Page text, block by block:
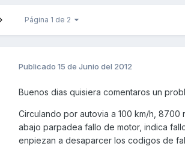
Página 1 de 2
Publicado 15 de Junio del 2012
Buenos dias quisiera comentaros un
Circulando por autovia a 100 km/h,
abajo parpadea fallo de motor, indica
enpiezan a desaparcer los codigos de